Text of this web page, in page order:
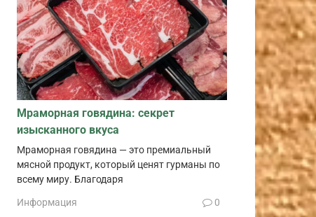
Мраморная говядина: секрет
изысканного вкуса
Мраморная говядина — это премиальный
мясной продукт, который ценят гурманы по
всему миру. Благодаря
Информация 0